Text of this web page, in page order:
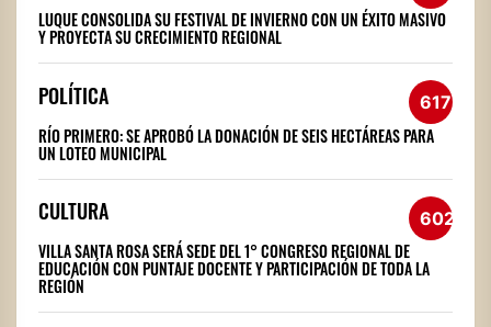
LUQUE CONSOLIDA SU FESTIVAL DE INVIERNO CON UN ÉXITO MASIVO
Y PROYECTA SU CRECIMIENTO REGIONAL
POLÍTICA 617
RÍO PRIMERO: SE APROBÓ LA DONACIÓN DE SEIS HECTÁREAS PARA
UN LOTEO MUNICIPAL
CULTURA 602
VILLA SANTA ROSA SERÁ SEDE DEL 1° CONGRESO REGIONAL DE
EDUCACIÓN CON PUNTAJE DOCENTE Y PARTICIPACIÓN DE TODA LA
REGIÓN